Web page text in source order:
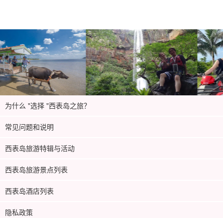
为什么 "选择 "西表岛之旅？
常见问题和说明
西表岛旅游特辑与活动
西表岛旅游景点列表
西表岛酒店列表
隐私政策